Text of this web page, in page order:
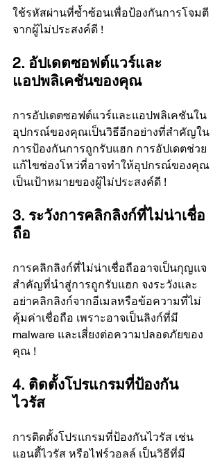
ใช้รหัสผ่านที่ซ้ำซ้อนเพื่อป้องกันการโจมตี
จากผู้ไม่ประสงค์ดี !
2. อัปเดตซอฟต์แวร์และ
แอปพลิเคชันของคุณ
การอัปเดตซอฟต์แวร์และแอปพลิเคชันใน
อุปกรณ์ของคุณเป็นวิธีอีกอย่างที่สำคัญใน
การป้องกันการถูกรับแฮก การอัปเดตช่วย
แก้ไขช่องโหว่ที่อาจทำให้อุปกรณ์ของคุณ
เป็นเป้าหมายของผู้ไม่ประสงค์ดี !
3. ระวังการคลิกลิงก์ที่ไม่น่าเชื่อ
ถือ
การคลิกลิงก์ที่ไม่น่าเชื่อถืออาจเป็นกุญแจ
สำคัญที่นำสู่การถูกรับแฮก จงระวังและ
อย่าคลิกลิงก์จากอีเมลหรือข้อความที่ไม่
คุ้มค่าเชื่อถือ เพราะอาจเป็นลิงก์ที่มี
malware และเสี่ยงต่อความปลอดภัยของ
คุณ !
4. ติดตั้งโปรแกรมที่ป้องกัน
ไวรัส
การติดตั้งโปรแกรมที่ป้องกันไวรัส เช่น
แอนตี้ไวรัส หรือไฟร์วอลล์ เป็นวิธีที่มี